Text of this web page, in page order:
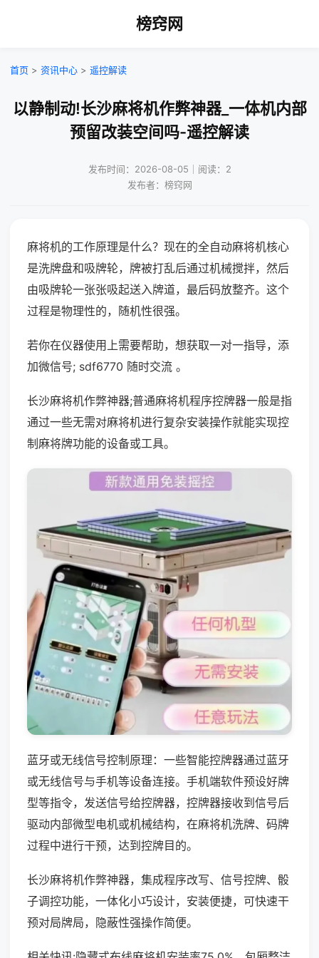
榜窍网
首页 > 资讯中心 > 遥控解读
以静制动!长沙麻将机作弊神器_一体机内部
预留改装空间吗-遥控解读
发布时间：2026-08-05｜阅读：2
发布者：榜窍网
麻将机的工作原理是什么？现在的全自动麻将机核心
是洗牌盘和吸牌轮，牌被打乱后通过机械搅拌，然后
由吸牌轮一张张吸起送入牌道，最后码放整齐。这个
过程是物理性的，随机性很强。
若你在仪器使用上需要帮助，想获取一对一指导，添
加微信号; sdf6770 随时交流 。
长沙麻将机作弊神器;普通麻将机程序控牌器一般是指
通过一些无需对麻将机进行复杂安装操作就能实现控
制麻将牌功能的设备或工具。
蓝牙或无线信号控制原理：一些智能控牌器通过蓝牙
或无线信号与手机等设备连接。手机端软件预设好牌
型等指令，发送信号给控牌器，控牌器接收到信号后
驱动内部微型电机或机械结构，在麻将机洗牌、码牌
过程中进行干预，达到控牌目的。
长沙麻将机作弊神器，集成程序改写、信号控牌、骰
子调控功能，一体化小巧设计，安装便捷，可快速干
预对局牌局，隐蔽性强操作简便。